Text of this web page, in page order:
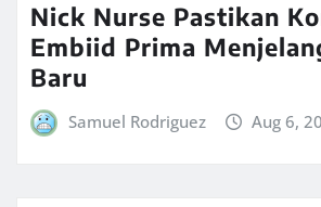
Nick Nurse Pastikan
Embiid Prima
Baru
Samuel Rodriguez Aug 6,